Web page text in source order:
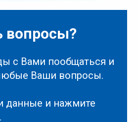
вопросы?
с Вами пообщаться и
Ваши вопросы.
данные и нажмите